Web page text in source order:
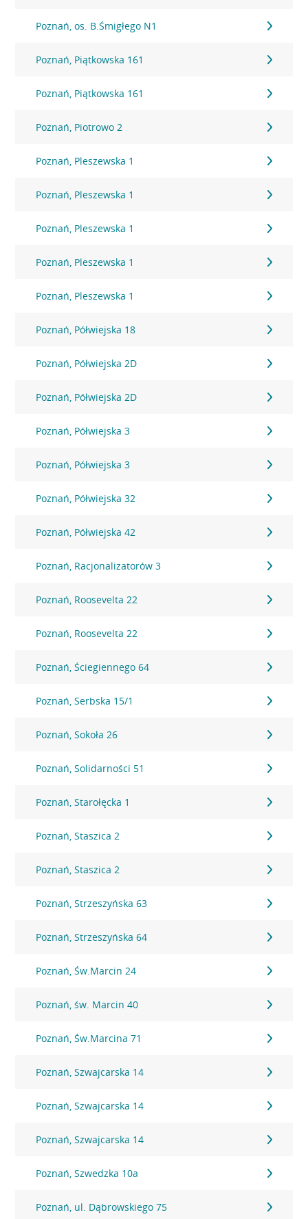
Poznań, os. B.Śmigłego N1
Poznań, Piątkowska 161
Poznań, Piątkowska 161
Poznań, Piotrowo 2
Poznań, Pleszewska 1
Poznań, Pleszewska 1
Poznań, Pleszewska 1
Poznań, Pleszewska 1
Poznań, Pleszewska 1
Poznań, Półwiejska 18
Poznań, Półwiejska 2D
Poznań, Półwiejska 2D
Poznań, Półwiejska 3
Poznań, Półwiejska 3
Poznań, Półwiejska 32
Poznań, Półwiejska 42
Poznań, Racjonalizatorów 3
Poznań, Roosevelta 22
Poznań, Roosevelta 22
Poznań, Ściegiennego 64
Poznań, Serbska 15/1
Poznań, Sokoła 26
Poznań, Solidarności 51
Poznań, Starołęcka 1
Poznań, Staszica 2
Poznań, Staszica 2
Poznań, Strzeszyńska 63
Poznań, Strzeszyńska 64
Poznań, Św.Marcin 24
Poznań, św. Marcin 40
Poznań, Św.Marcina 71
Poznań, Szwajcarska 14
Poznań, Szwajcarska 14
Poznań, Szwajcarska 14
Poznań, Szwedzka 10a
Poznań, ul. Dąbrowskiego 75